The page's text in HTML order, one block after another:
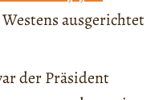
ausgerichtet
der Präsident